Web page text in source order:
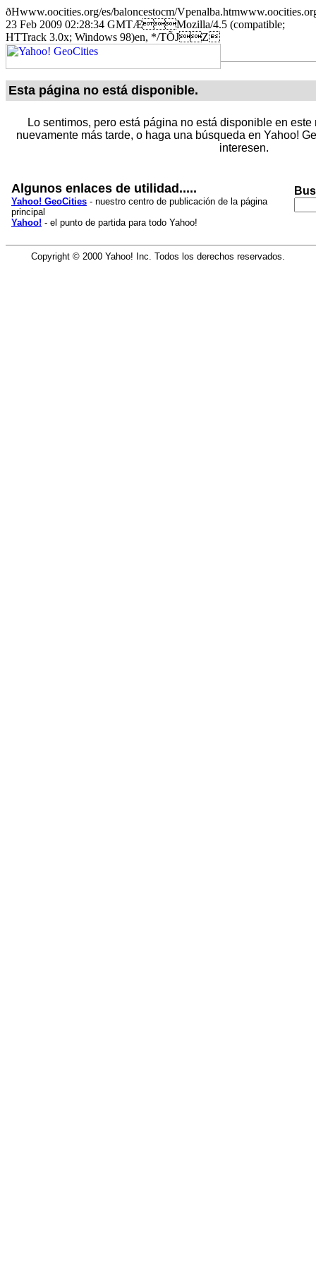
ðHwww.oocities.org/es/baloncestocm/
23 Feb 2009 02:28:34 GMTÆMozilla/4.5 (compatible;
HTTrack 3.0x; Windows 98)en, */TÕJZ
Esta página no está disponible.
Lo sentimos, pero está página no está disponible en
nuevamente más tarde, o haga una búsqueda en Yahoo!
interesen.
Algunos enlaces de utilidad.....
Yahoo! GeoCities - nuestro centro de publicación de la página
principal
Yahoo! - el punto de partida para todo Yahoo!
Copyright © 2000 Yahoo! Inc. Todos los derechos reservados.